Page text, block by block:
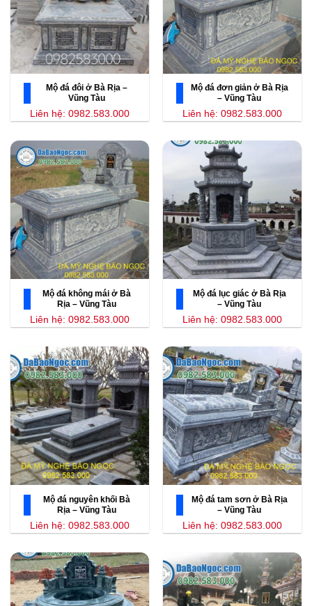
Mộ đá đôi ở Bà Rịa –
Vũng Tàu
Liên hệ: 0982.583.000
Mộ đá đơn giản ở Bà Rịa
– Vũng Tàu
Liên hệ: 0982.583.000
Mộ đá không mái ở Bà
Rịa – Vũng Tàu
Liên hệ: 0982.583.000
Mộ đá lục giác ở Bà Rịa
– Vũng Tàu
Liên hệ: 0982.583.000
Mộ đá nguyên khối Bà
Rịa – Vũng Tàu
Liên hệ: 0982.583.000
Mộ đá tam sơn ở Bà Rịa
– Vũng Tàu
Liên hệ: 0982.583.000